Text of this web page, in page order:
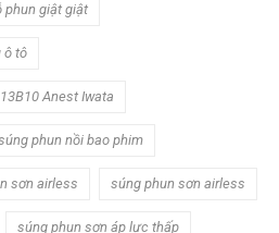
phun giật giật
ô tô
Anest Iwata
phun nồi bao phim
sơn airless súng phun sơn airless
súng phun sơn áp lực thấp